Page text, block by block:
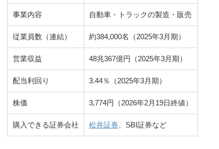
事業内容 自動車・トラックの製造・販売
従業員数（連結） 約384,000名（2025年3月期）
営業収益 48兆367億円（2025年3月期）
配当利回り 3.44％（2025年3月期）
株価 3,774円（2026年2月19日終値）
購入できる証券会社 松井証券 、SBI証券など